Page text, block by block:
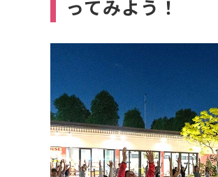
ってみよう！